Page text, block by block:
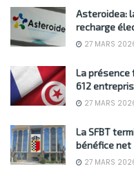
Asteroidea:
recharge
27 MARS
La présence
612
27 MARS
La SFBT
bénéfice net
27 MARS